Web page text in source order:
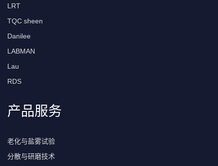
LRT
TQC sheen
Danilee
LABMAN
Lau
RDS
产品服务
老化与盐雾试验
分散与研磨技术